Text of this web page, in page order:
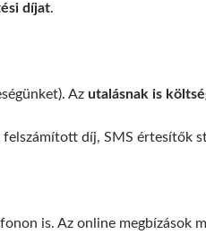
díjat.
Az utalásnak is
felszámított díj, SMS értesítők
is. Az online megbízások